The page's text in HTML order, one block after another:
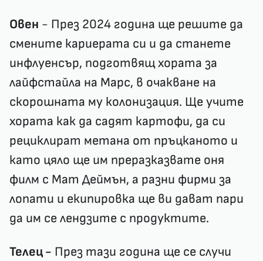
Овен - През 2024 година ще решите да
смените кариерата си и да станете
инфлуенсър, подготвящ хората за
лайфстайла на Марс, в очакване на
скорошната му колонизация. Ще учите
хората как да садят картофи, да си
рециклират метана от пръцканото и
като цяло ще им преразказвате оня
филм с Мат Деймън, а разни фирми за
лопати и екипировка ще ви дават пари
да им се лендзите с продуктите.
Телец - През тази година ще се случи